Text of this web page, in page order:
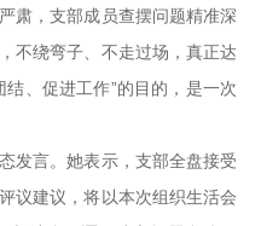
肃，支部成员查摆问题精准深
不绕弯子、不走过场，真正达
、促进工作”的目的，是一次
发言。她表示，支部全盘接受
议建议，将以本次组织生活会